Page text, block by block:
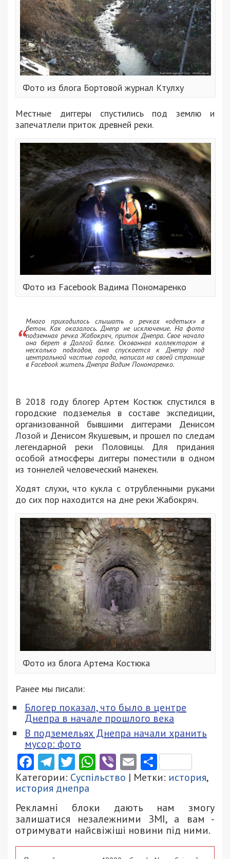
Фото из блога Бортовой журнал Ктулху
Местные диггеры спустились под землю и
запечатлели приток древней реки.
Фото из Facebook Вадима Пономаренко
Много приходилось слышать о речках «одетых»‎ в
бетон. Как оказалось. Днепр не исключение. На фото
подземная речка Жабокряч, приток Днепра. Свое начало
она берет в Долгой балке. Окованная коллектором в
несколько подходов, она спускается к Днепру под
центральной частью города, написал на своей странице
в Facebook житель Днепра Вадим Пономаренко.
В 2018 году блогер Артем Костюк спустился в
городские подземелья в составе экспедиции,
организованной бывшими диггерами Денисом
Лозой и Денисом Якушевым, и прошел по следам
легендарной реки Половицы. Для придания
особой атмосферы диггеры поместили в одном
из тоннелей человеческий манекен.
Ходят слухи, что кукла с отрубленными руками
до сих пор находится на дне реки Жабокряч.
Фото из блога Артема Костюка
Ранее мы писали:
Блогер показал, что было в центре
Днепра в начале прошлого века
В подземельях Днепра начали хранить
мусор: фото
Facebook
Telegram
Twitter
WhatsApp
ViberEmail
Категории: Суспільство | Метки: история,
история днепра
Рекламні блоки дають нам змогу
залишатися незалежними ЗМІ, а вам -
отримувати найсвіжіші новини під ними.